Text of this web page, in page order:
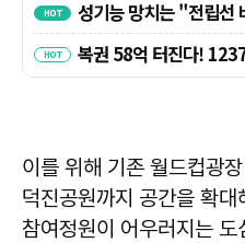
이를 위해 기존 월드컵광
덕진공원까지 공간을 확
참여정원이 어우러지는